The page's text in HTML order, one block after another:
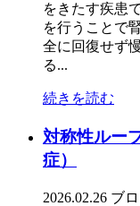
をきたす疾患
を行うことで
全に回復せず
る...
続きを読む
対称性ルー
症）
2026.02.26 ブ